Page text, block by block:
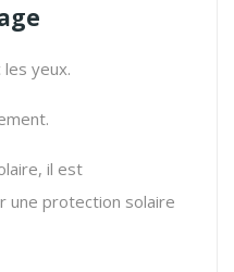
yeux.
il est
une protection solaire